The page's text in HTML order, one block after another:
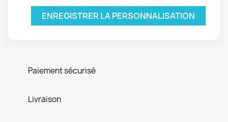
ENREGISTRER LA PERSONNALISATION
Paiement sécurisé
Livraison